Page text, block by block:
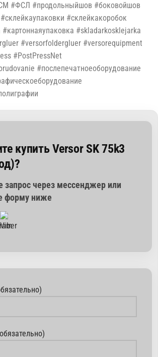
#ФСЛ #продольныйшов #боковойшов
#склейкакоробок
#skladarkosklejarka
#versorfoldergluer #versorequipment
#PostPressNet
#поcлепечатноеоборудование
купить Versor SK 75k3
запрос через мессенджер или
форму ниже